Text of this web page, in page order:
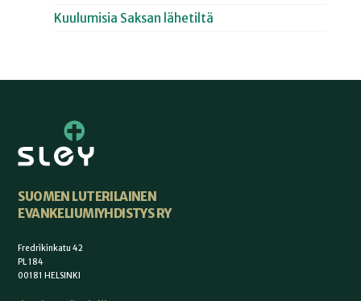
Kuulumisia Saksan lähetiltä
SUOMEN LUTERILAINEN
EVANKELIUMIYHDISTYS RY
Fredrikinkatu 42
PL 184
00181 HELSINKI